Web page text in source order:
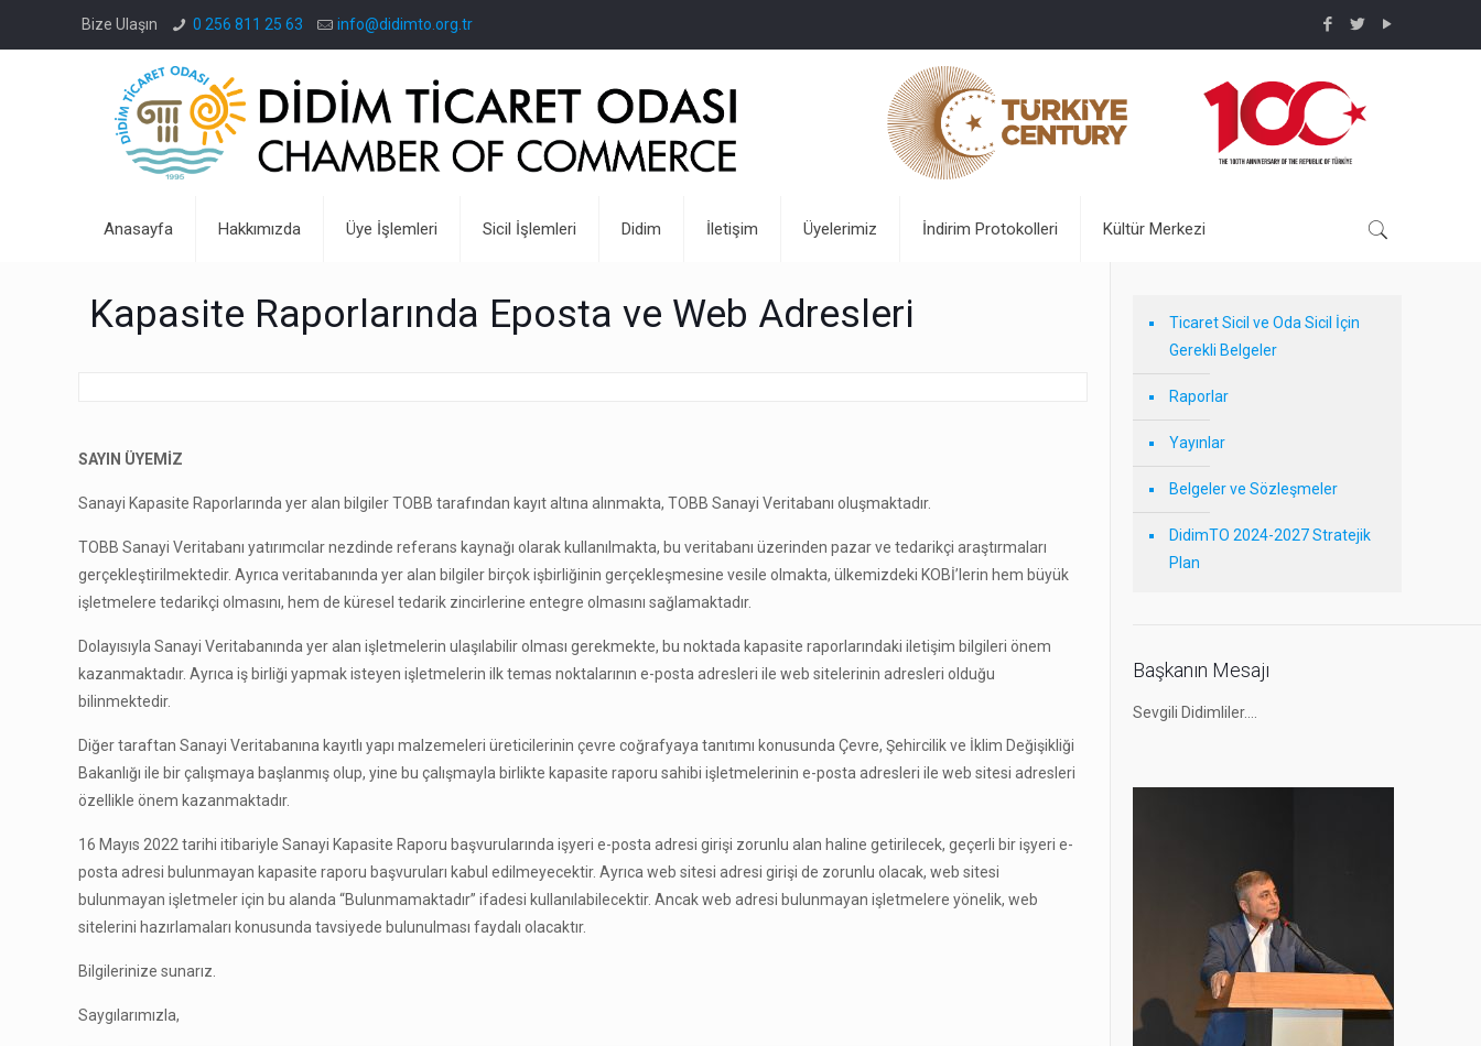
Bize Ulaşın 0 256 811 25 63 info@didimto.org.tr
Anasayfa Hakkımızda Üye İşlemleri Sicil İşlemleri Didim İletişim Üyelerimiz İndirim Protokolleri Kültür Merkezi
Kapasite Raporlarında Eposta ve Web Adresleri
SAYIN ÜYEMİZ
Sanayi Kapasite Raporlarında yer alan bilgiler TOBB tarafından kayıt altına alınmakta, TOBB Sanayi Veritabanı oluşmaktadır.
TOBB Sanayi Veritabanı yatırımcılar nezdinde referans kaynağı olarak kullanılmakta, bu veritabanı üzerinden pazar ve tedarikçi araştırmaları
gerçekleştirilmektedir. Ayrıca veritabanında yer alan bilgiler birçok işbirliğinin gerçekleşmesine vesile olmakta, ülkemizdeki KOBİ’lerin hem büyük
işletmelere tedarikçi olmasını, hem de küresel tedarik zincirlerine entegre olmasını sağlamaktadır.
Dolayısıyla Sanayi Veritabanında yer alan işletmelerin ulaşılabilir olması gerekmekte, bu noktada kapasite raporlarındaki iletişim bilgileri önem
kazanmaktadır. Ayrıca iş birliği yapmak isteyen işletmelerin ilk temas noktalarının e-posta adresleri ile web sitelerinin adresleri olduğu
bilinmektedir.
Diğer taraftan Sanayi Veritabanına kayıtlı yapı malzemeleri üreticilerinin çevre coğrafyaya tanıtımı konusunda Çevre, Şehircilik ve İklim Değişikliği
Bakanlığı ile bir çalışmaya başlanmış olup, yine bu çalışmayla birlikte kapasite raporu sahibi işletmelerinin e-posta adresleri ile web sitesi adresleri
özellikle önem kazanmaktadır.
16 Mayıs 2022 tarihi itibariyle Sanayi Kapasite Raporu başvurularında işyeri e-posta adresi girişi zorunlu alan haline getirilecek, geçerli bir işyeri e-
posta adresi bulunmayan kapasite raporu başvuruları kabul edilmeyecektir. Ayrıca web sitesi adresi girişi de zorunlu olacak, web sitesi
bulunmayan işletmeler için bu alanda “Bulunmamaktadır” ifadesi kullanılabilecektir. Ancak web adresi bulunmayan işletmelere yönelik, web
sitelerini hazırlamaları konusunda tavsiyede bulunulması faydalı olacaktır.
Bilgilerinize sunarız.
Saygılarımızla,
Ticaret Sicil ve Oda Sicil İçin
Gerekli Belgeler
Raporlar
Yayınlar
Belgeler ve Sözleşmeler
DidimTO 2024-2027 Stratejik
Plan
Başkanın Mesajı
Sevgili Didimliler….